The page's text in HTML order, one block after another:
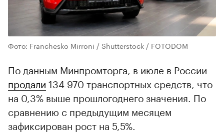
Фото: Franchesko Mirroni / Shutterstock / FOTODOM
По данным Минпромторга, в июле в России
продали 134 970 транспортных средств, что
на 0,3% выше прошлогоднего значения. По
сравнению с предыдущим месяцем
зафиксирован рост на 5,5%.